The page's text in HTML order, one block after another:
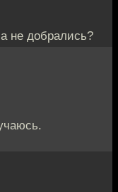
не добрались?